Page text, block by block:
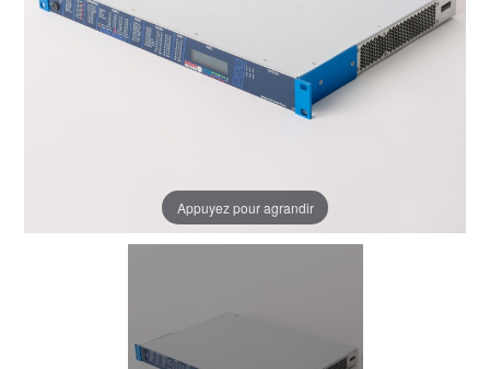
Appuyez pour agrandir